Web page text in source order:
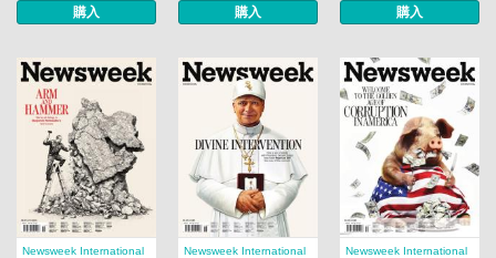
購入 購入 購入
Newsweek International
Newsweek International
Newsweek International